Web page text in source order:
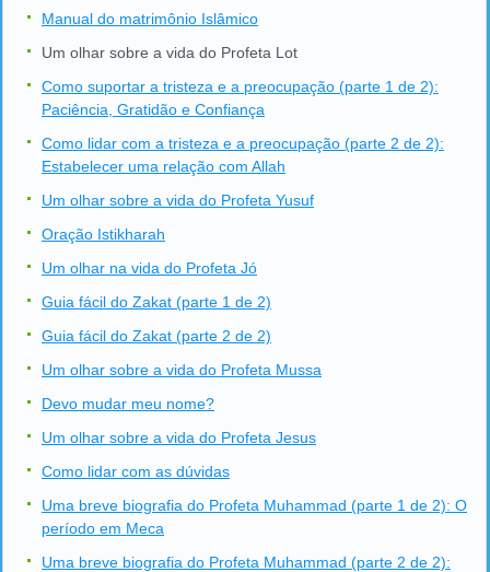
Manual do matrimônio Islâmico
Um olhar sobre a vida do Profeta Lot
Como suportar a tristeza e a preocupação (parte 1 de 2):
Paciência, Gratidão e Confiança
Como lidar com a tristeza e a preocupação (parte 2 de 2):
Estabelecer uma relação com Allah
Um olhar sobre a vida do Profeta Yusuf
Oração Istikharah
Um olhar na vida do Profeta Jó
Guia fácil do Zakat (parte 1 de 2)
Guia fácil do Zakat (parte 2 de 2)
Um olhar sobre a vida do Profeta Mussa
Devo mudar meu nome?
Um olhar sobre a vida do Profeta Jesus
Como lidar com as dúvidas
Uma breve biografia do Profeta Muhammad (parte 1 de 2): O
período em Meca
Uma breve biografia do Profeta Muhammad (parte 2 de 2):